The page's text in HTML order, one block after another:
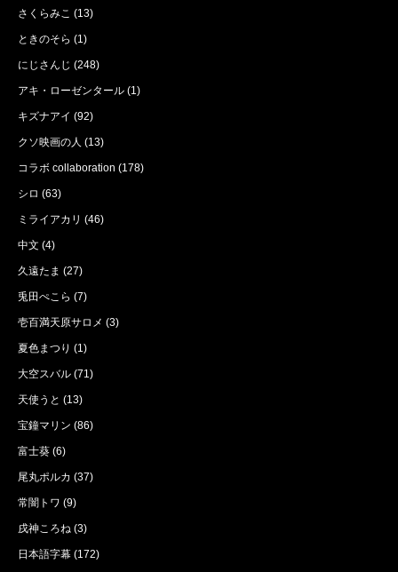
さくらみこ (13)
ときのそら (1)
にじさんじ (248)
アキ・ローゼンタール (1)
キズナアイ (92)
クソ映画の人 (13)
コラボ collaboration (178)
シロ (63)
ミライアカリ (46)
中文 (4)
久遠たま (27)
兎田ぺこら (7)
壱百満天原サロメ (3)
夏色まつり (1)
大空スバル (71)
天使うと (13)
宝鐘マリン (86)
富士葵 (6)
尾丸ポルカ (37)
常闇トワ (9)
戌神ころね (3)
日本語字幕 (172)